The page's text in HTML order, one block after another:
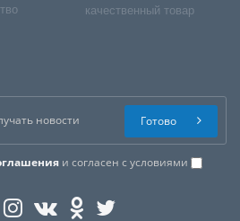
качественный товар
и согласен с условиями
Готово